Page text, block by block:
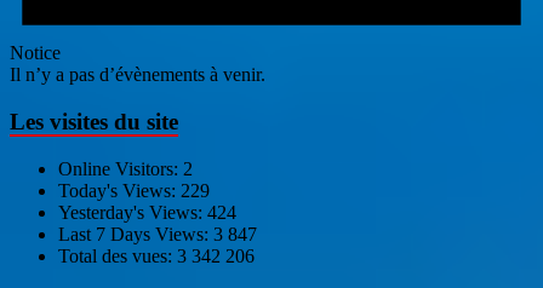
Notice
Il n’y a pas d’évènements à venir.
Les visites du site
Online Visitors: 2
Today's Views: 229
Yesterday's Views: 424
Last 7 Days Views: 3 847
Total des vues: 3 342 206